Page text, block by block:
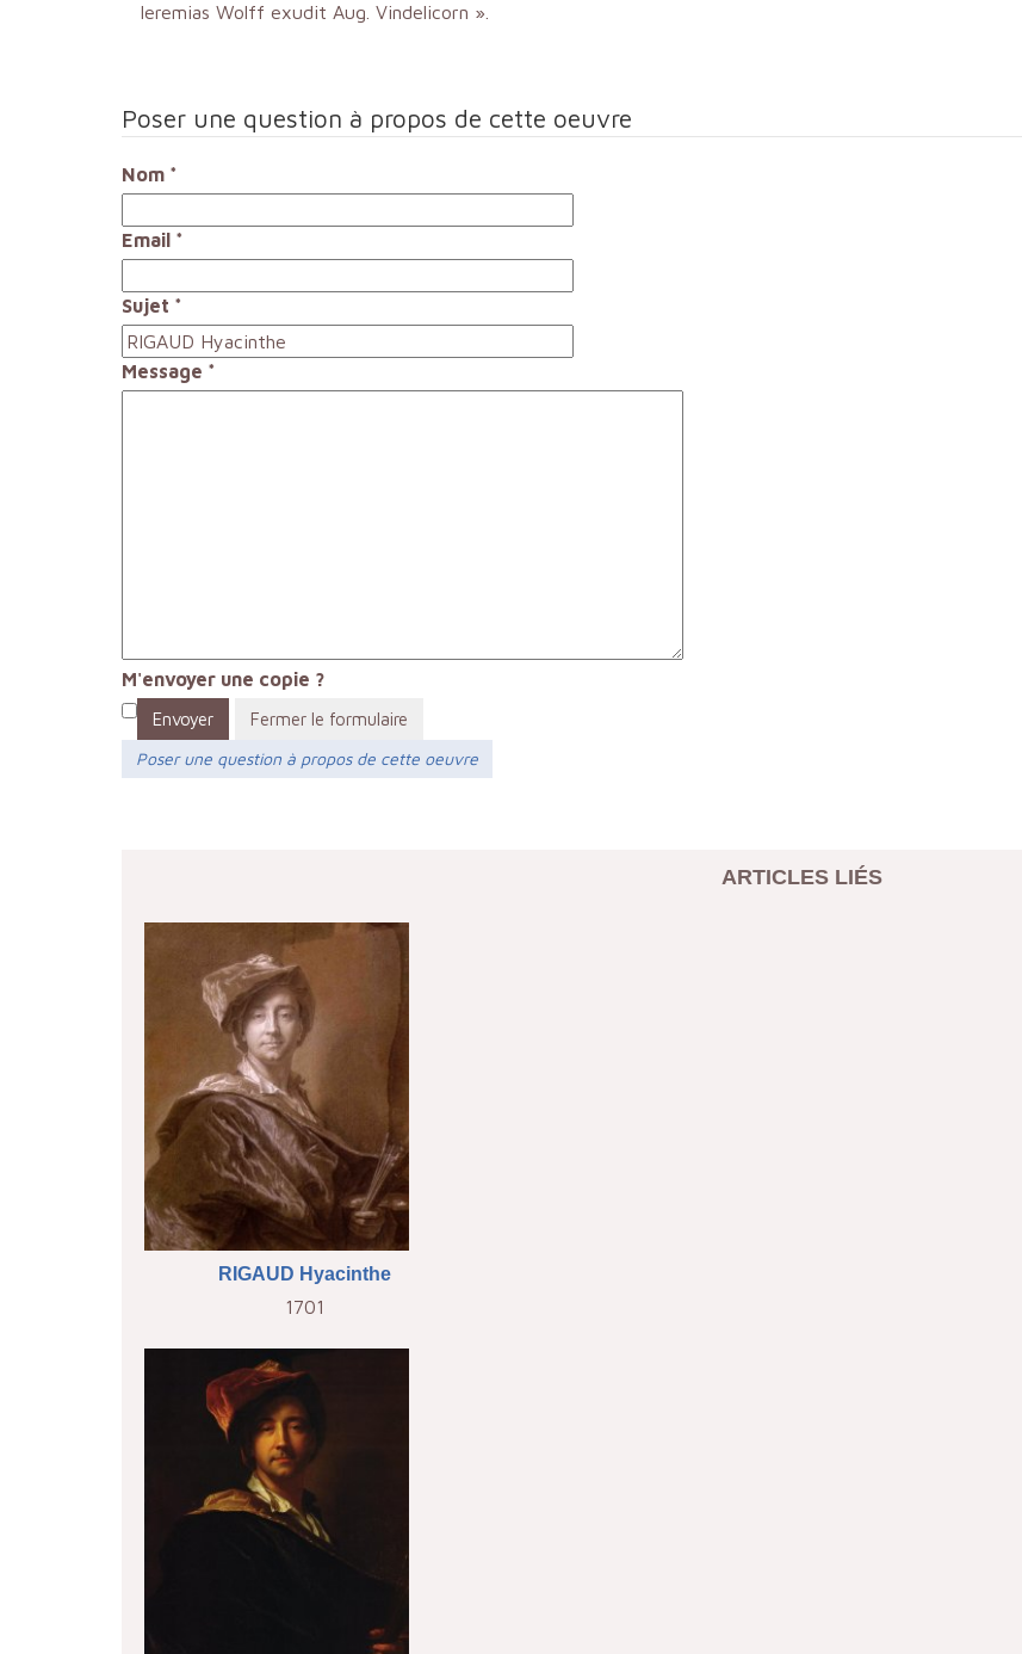
Ieremias Wolff exudit Aug. Vindelicorn ».
Poser une question à propos de cette oeuvre
Nom *
Email *
Sujet *
Message *
M'envoyer une copie ?
Envoyer
Fermer le formulaire
Poser une question à propos de cette oeuvre
ARTICLES LIÉS
RIGAUD Hyacinthe
1701